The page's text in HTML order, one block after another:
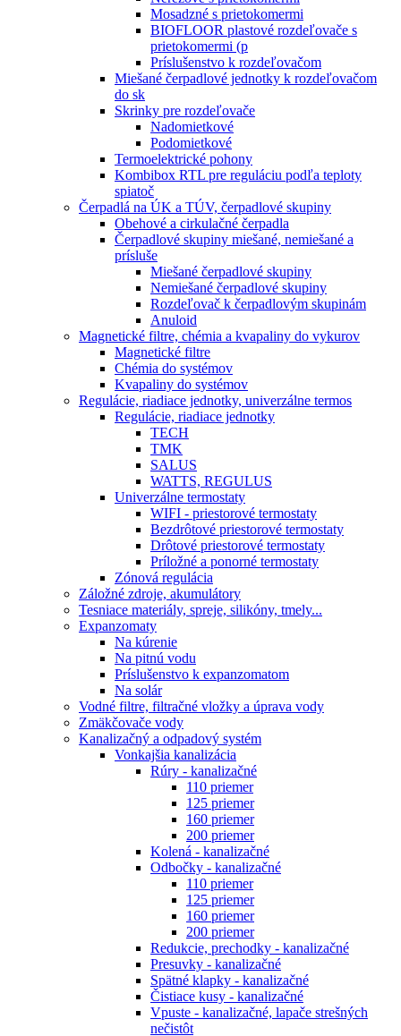
Mosadzné s prietokomermi
BIOFLOOR plastové rozdeľovače s
prietokomermi (p
Príslušenstvo k rozdeľovačom
Miešané čerpadlové jednotky k rozdeľovačom
do sk
Skrinky pre rozdeľovače
Nadomietkové
Podomietkové
Termoelektrické pohony
Kombibox RTL pre reguláciu podľa teploty
spiatoč
Čerpadlá na ÚK a TÚV, čerpadlové skupiny
Obehové a cirkulačné čerpadla
Čerpadlové skupiny miešané, nemiešané a
prísluše
Miešané čerpadlové skupiny
Nemiešané čerpadlové skupiny
Rozdeľovač k čerpadlovým skupinám
Anuloid
Magnetické filtre, chémia a kvapaliny do vykurov
Magnetické filtre
Chémia do systémov
Kvapaliny do systémov
Regulácie, riadiace jednotky, univerzálne termos
Regulácie, riadiace jednotky
TECH
TMK
SALUS
WATTS, REGULUS
Univerzálne termostaty
WIFI - priestorové termostaty
Bezdrôtové priestorové termostaty
Drôtové priestorové termostaty
Príložné a ponorné termostaty
Zónová regulácia
Záložné zdroje, akumulátory
Tesniace materiály, spreje, silikóny, tmely...
Expanzomaty
Na kúrenie
Na pitnú vodu
Príslušenstvo k expanzomatom
Na solár
Vodné filtre, filtračné vložky a úprava vody
Zmäkčovače vody
Kanalizačný a odpadový systém
Vonkajšia kanalizácia
Rúry - kanalizačné
110 priemer
125 priemer
160 priemer
200 priemer
Kolená - kanalizačné
Odbočky - kanalizačné
110 priemer
125 priemer
160 priemer
200 priemer
Redukcie, prechodky - kanalizačné
Presuvky - kanalizačné
Spätné klapky - kanalizačné
Čistiace kusy - kanalizačné
Vpuste - kanalizačné, lapače strešných
nečistôt